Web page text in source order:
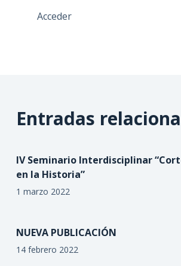
Acceder
Entradas
IV Seminario Interdisciplinar
en la Historia”
1 marzo 2022
NUEVA PUBLICACIÓN
14 febrero 2022